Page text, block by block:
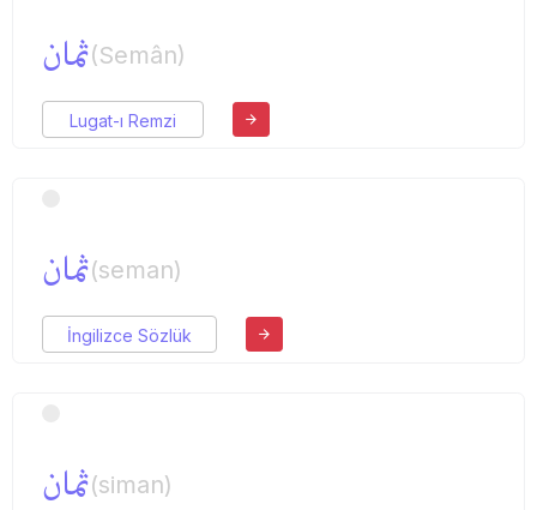
ثمان(Semân)
Lugat-ı Remzi
ثمان(seman)
İngilizce Sözlük
ثمان(siman)